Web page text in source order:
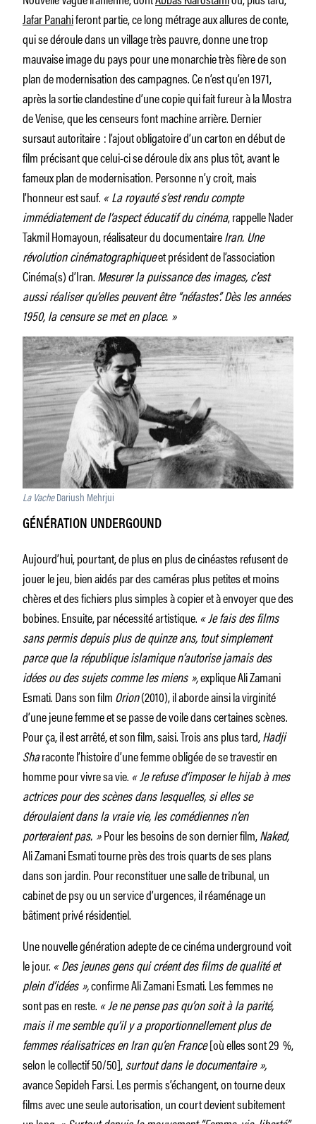
Jafar Panahiferont partie, ce long métrage aux allures de conte,
qui se déroule dans un village très pauvre, donne une trop
mauvaise image du pays pour une monarchie très fière de son
plan de modernisation des campagnes. Ce n’est qu’en 1971,
après la sortie clandestine d’une copie qui fait fureur à la Mostra
de Venise, que les censeurs font machine arrière. Dernier
sursaut autoritaire : l’ajout obligatoire d’un carton en début de
film précisant que celui-ci se déroule dix ans plus tôt, avant le
fameux plan de modernisation. Personne n’y croit, mais
l’honneur est sauf. « La royauté s’est rendu compte
immédiatement de l’aspect éducatif du cinéma, rappelle Nader
Takmil Homayoun, réalisateur du documentaireIran. Une
révolution cinématographiqueet président de l’association
Cinéma(s) d’Iran.Mesurer la puissance des images, c’est
aussi réaliser qu’elles peuvent être “néfastes”. Dès les années
1950, la censure se met en place. »
La VacheDariush Mehrjui
GÉNÉRATION UNDERGOUND
Aujourd’hui, pourtant, de plus en plus de cinéastes refusent de
jouer le jeu, bien aidés par des caméras plus petites et moins
chères et des fichiers plus simples à copier et à envoyer que des
bobines. Ensuite, par nécessité artistique. « Je fais des films
sans permis depuis plus de quinze ans, tout simplement
parce que la république islamique n’autorise jamais des
idées ou des sujets comme les miens »,explique Ali Zamani
Esmati. Dans son filmOrion(2010), il aborde ainsi la virginité
d’une jeune femme et se passe de voile dans certaines scènes.
Pour ça, il est arrêté, et son film, saisi. Trois ans plus tard,Hadji
Sharaconte l’histoire d’une femme obligée de se travestir en
homme pour vivre sa vie. « Je refuse d’imposer le hijab à mes
actrices pour des scènes dans lesquelles, si elles se
déroulaient dans la vraie vie, les comédiennes n’en
porteraient pas. »Pour les besoins de son dernier film,Naked,
Ali Zamani Esmati tourne près des trois quarts de ses plans
dans son jardin. Pour reconstituer une salle de tribunal, un
cabinet de psy ou un service d’urgences, il réaménage un
bâtiment privé résidentiel.
Une nouvelle génération adepte de ce cinéma underground voit
le jour. « Des jeunes gens qui créent des films de qualité et
plein d’idées »,confirme Ali Zamani Esmati. Les femmes ne
sont pas en reste. « Je ne pense pas qu’on soit à la parité,
mais il me semble qu’il y a proportionnellement plus de
femmes réalisatrices en Iran qu’en France[où elles sont 29 %,
selon le collectif 50/50],surtout dans le documentaire »,
avance Sepideh Farsi. Les permis s’échangent, on tourne deux
films avec une seule autorisation, un court devient subitement